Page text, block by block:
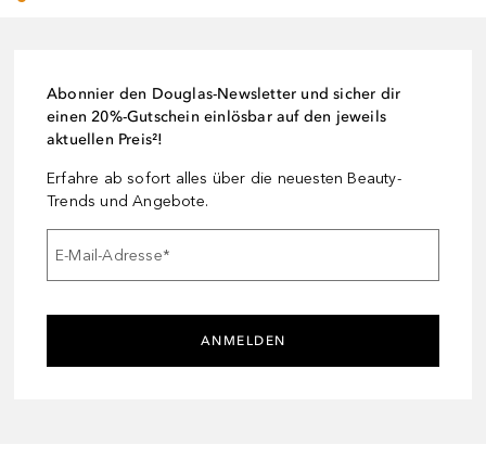
Abonnier den Douglas-Newsletter und sicher dir
einen 20%-Gutschein einlösbar auf den jeweils
aktuellen Preis²!
Erfahre ab sofort alles über die neuesten Beauty-
Trends und Angebote.
E-Mail-Adresse*
ANMELDEN